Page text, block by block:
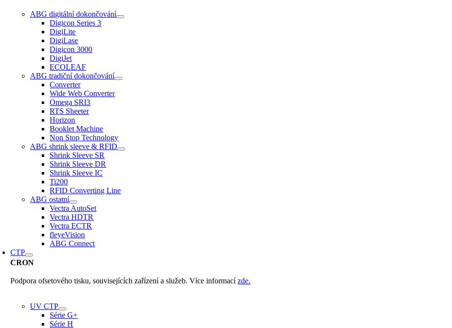
ABG digitální dokončování
Digicon Series 3
DigiLite
DigiLase
Digicon 3000
DigiJet
ECOLEAF
ABG tradiční dokončování
Converter
Wide Web Converter
Omega SRI3
RTS Sheeter
Horizon
Booklet Machine
Non Stop Technology
ABG shrink sleeve & RFID
Shrink Sleeve SR
Shrink Sleeve DR
Shrink Sleeve IC
Ti200
RFID Converting Line
ABG ostatní
Vectra AutoSet
Vectra HDTR
Vectra ECTR
fleyeVision
ABG Connect
CTP
CRON
Podpora ofsetového tisku, souvisejících zařízení a služeb. Více informacízde.
UV CTP
Série G+
Série H